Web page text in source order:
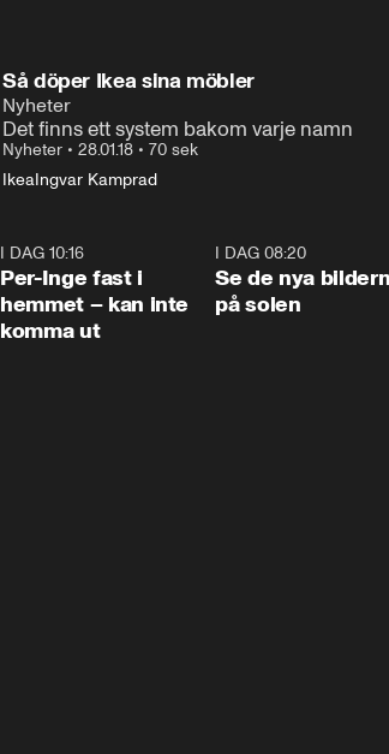
Så döper Ikea sina möbler
Nyheter
Det finns ett system bakom varje namn
Nyheter • 28.01.18 • 70 sek
IkeaIngvar Kamprad
I DAG 10:16
Per-Inge fast i
hemmet – kan inte
komma ut
I DAG 08:20
Se de nya
på solen